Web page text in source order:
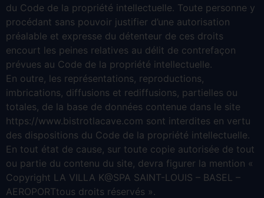
du Code de la propriété intellectuelle. Toute personne y
procédant sans pouvoir justifier d’une autorisation
préalable et expresse du détenteur de ces droits
encourt les peines relatives au délit de contrefaçon
prévues au Code de la propriété intellectuelle.
En outre, les représentations, reproductions,
imbrications, diffusions et rediffusions, partielles ou
totales, de la base de données contenue dans le site
https://www.bistrotlacave.com sont interdites en vertu
des dispositions du Code de la propriété intellectuelle.
En tout état de cause, sur toute copie autorisée de tout
ou partie du contenu du site, devra figurer la mention «
Copyright LA VILLA K@SPA SAINT-LOUIS – BASEL –
AEROPORTtous droits réservés ».